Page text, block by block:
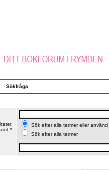
Sökfråga
*
Sök efter alla termer eller
Sök efter alla termer